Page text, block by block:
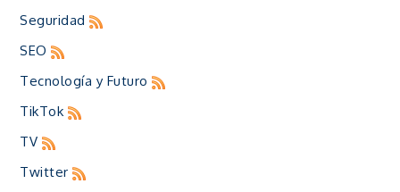
Seguridad
SEO
Tecnología y Futuro
TikTok
TV
Twitter